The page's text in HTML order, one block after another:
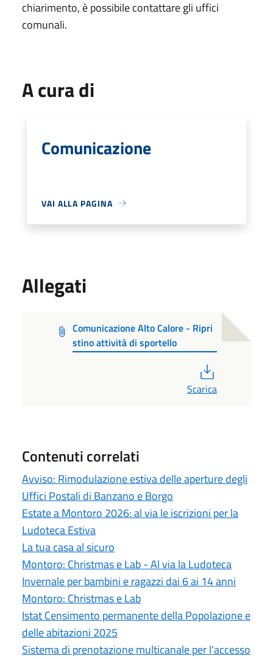
chiarimento, è possibile contattare gli uffici
comunali.
A cura di
Comunicazione
VAI ALLA PAGINA
Allegati
Comunicazione Alto Calore - Ripri
stino attività di sportello
Scarica
Contenuti correlati
Avviso: Rimodulazione estiva delle aperture degli
Uffici Postali di Banzano e Borgo
Estate a Montoro 2026: al via le iscrizioni per la
Ludoteca Estiva
La tua casa al sicuro
Montoro: Christmas e Lab - Al via la Ludoteca
Invernale per bambini e ragazzi dai 6 ai 14 anni
Montoro: Christmas e Lab
Istat Censimento permanente della Popolazione e
delle abitazioni 2025
Sistema di prenotazione multicanale per l'accesso